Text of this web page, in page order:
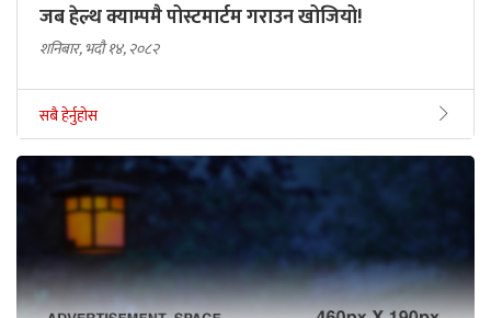
जब हेल्थ क्याम्पमै पोस्टमार्टम गराउन खोजियो!
शनिबार, भदौ १४, २०८२
सबै हेर्नुहोस